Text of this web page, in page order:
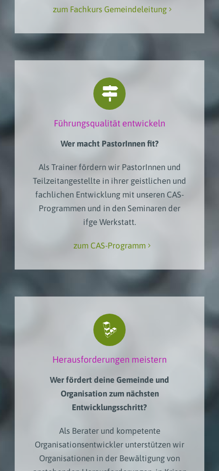
zum Fachkurs Gemeindeleitung
Führungsqualität entwickeln
Wer macht PastorInnen fit?
Als Trainer fördern wir PastorInnen und
Teilzeitangestellte in ihrer geistlichen und
fachlichen Entwicklung mit unseren CAS-
Programmen und in den Seminaren der
ifge Werkstatt.
zum CAS-Programm
Herausforderungen meistern
Wer fördert deine Gemeinde und
Organisation zum nächsten
Entwicklungsschritt?
Als Beraterund kompetente
Organisationsentwickler unterstützen wir
Organisationen in der Bewältigung von